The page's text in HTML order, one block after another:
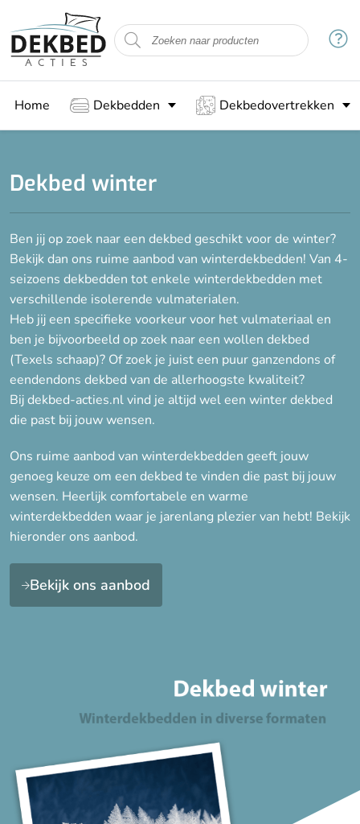
Home Dekbedden Dekbedovertrekken
Dekbed winter
Ben jij op zoek naar een dekbed geschikt voor de winter?
Bekijk dan ons ruime aanbod van winterdekbedden! Van 4-
seizoens dekbedden tot enkele winterdekbedden met
verschillende isolerende vulmaterialen.
Heb jij een specifieke voorkeur voor het vulmateriaal en
ben je bijvoorbeeld op zoek naar een wollen dekbed
(Texels schaap)? Of zoek je juist een puur ganzendons of
eendendons dekbed van de allerhoogste kwaliteit?
Bij dekbed-acties.nl vind je altijd wel een winter dekbed
die past bij jouw wensen.
Ons ruime aanbod van winterdekbedden geeft jouw
genoeg keuze om een dekbed te vinden die past bij jouw
wensen. Heerlijk comfortabele en warme
winterdekbedden waar je jarenlang plezier van hebt! Bekijk
hieronder ons aanbod.
Bekijk ons aanbod
Filteren
Maat
140 x 200 cm
200 x 220 cm
Vulling
Bamboe
Dons
Gesiliconiseerde holle vezels
Katoen
Synthetisch
Veren
Wol
Seizoen
4-seizoenen
Lente/Herfst, Winter
Licht
Vochtregulerend
Warm